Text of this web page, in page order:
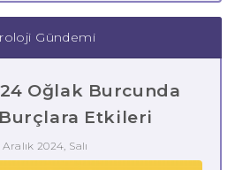
Gündemi
Oğlak Burcunda
Etkileri
2024, Salı